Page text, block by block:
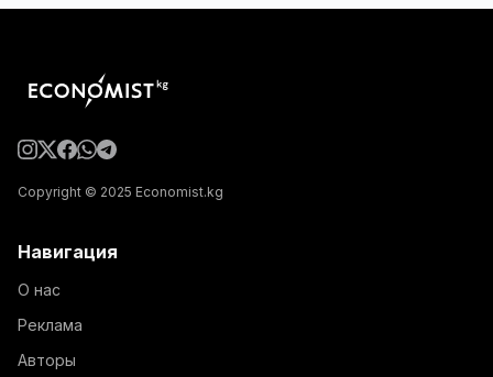
Copyright © 2025 Economist.kg
Навигация
О нас
Реклама
Авторы